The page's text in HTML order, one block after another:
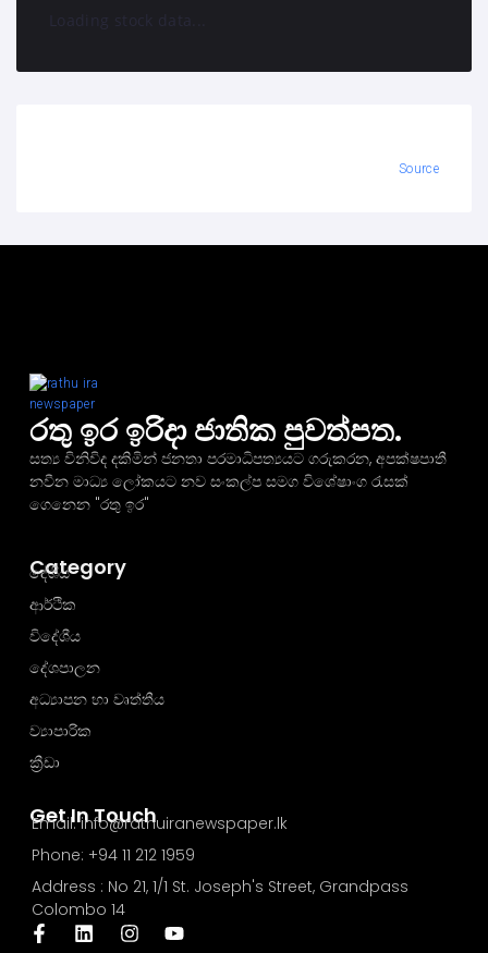
Loading stock data...
Source
රතු ඉර ඉරිදා ජාතික පුවත්පත.
සත්‍ය විනිවිද දකිමින් ජනතා පරමාධිපත්‍යයට ගරුකරන, අපක්ෂපාතී
නවීන මාධ්‍ය ලෝකයට නව සංකල්ප සමග විශේෂාංග රැසක්
ගෙනෙන "රතු ඉර"
Get In Touch
Email: info@rathuiranewspaper.lk
Phone: +94 11 212 1959
Address : No 21, 1/1 St. Joseph's Street, Grandpass
Colombo 14
Category
දේශීය
ආර්ථික
විදේශීය
දේශපාලන
අධ්‍යාපන හා වෘත්තීය
ව්‍යාපාරික
ක්‍රීඩා